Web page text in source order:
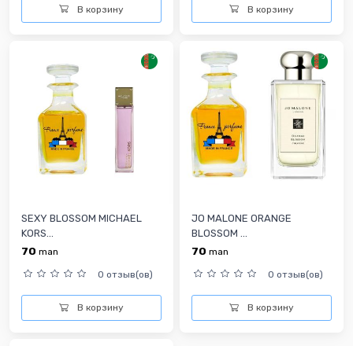
В корзину В корзину
SEXY BLOSSOM MICHAEL
KORS...
70 man
0 отзыв(ов)
В корзину
JO MALONE ORANGE
BLOSSOM ...
70 man
0 отзыв(ов)
В корзину